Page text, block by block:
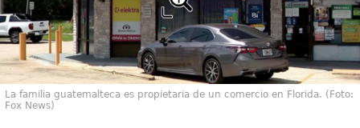
La familia guatemalteca es propietaria de un comercio en Florida. (Foto:
Fox News)